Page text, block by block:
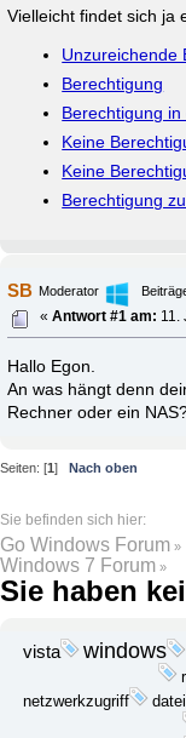
Vielleicht findet sich ja
Unzureichende
Berechtigung
Berechtigung
Keine
Keine
Berechtigung
SB Moderator
«Antwort #1 am: 11.
Hallo Egon.
An was hängt denn
Rechner oder ein
Seiten: [1 ] Nach oben
Go Windows Forum »
Windows 7 Forum »
Sie haben
vista windows
netzwerkzugriff datei